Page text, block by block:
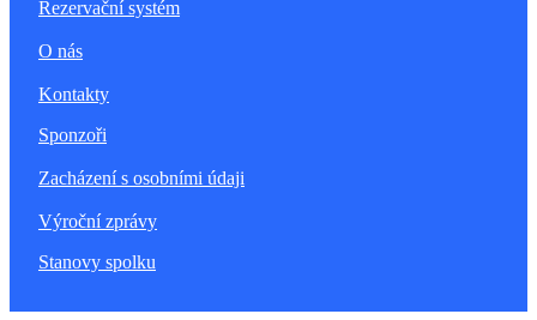
Rezervační systém
O nás
Kontakty
Sponzoři
Zacházení s osobními údaji
Výroční zprávy
Stanovy spolku